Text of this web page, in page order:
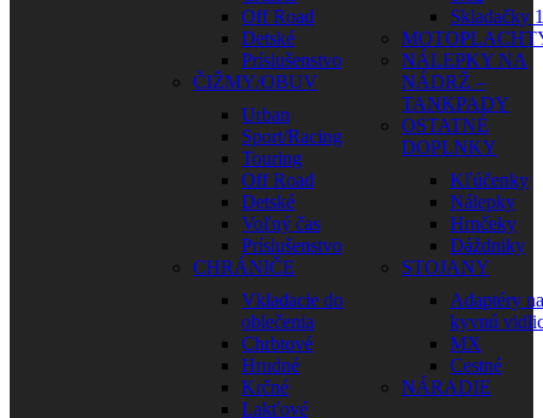
Off Road
Detské
Príslušenstvo
ČIŽMY/OBUV
Urban
Sport/Racing
Touring
Off Road
Detské
Voľný čas
Príslušenstvo
CHRÁNIČE
Vkladacie do
oblečenia
Chrbtové
Hrudné
Krčné
Lakťové
Skladačky
NÁLEPKY NA
NÁDRŽ –
TANKPADY
OSTATNÉ
DOPLNKY
Kľúčenky
Nálepky
Hrnčeky
Dáždniky
STOJANY
Adaptéry na
kyvnú
MX
Cestné
NÁRADIE